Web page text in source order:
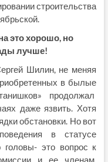
строительства
это хорошо, но
лучше!
Шилин, не меняя
в былые
продолжал
даже язвить. Хотя
обстановки. Но вот
в статусе
головы- это вопрос к